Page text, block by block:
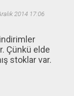
2014 17:06
Çünkü elde
stoklar var.